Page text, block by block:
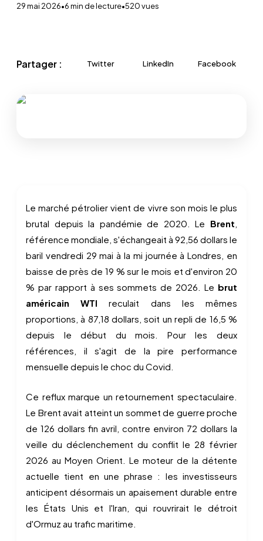
29 mai 2026•6min de lecture•520vues
Partager : Twitter LinkedIn Facebook
Le marché pétrolier vient de vivre son mois le plus
brutal depuis la pandémie de 2020. Le Brent,
référence mondiale, s'échangeait à 92,56 dollars le
baril vendredi 29 mai à la mi journée à Londres, en
baisse de près de 19 % sur le mois et d'environ 20
% par rapport à ses sommets de 2026. Le brut
américain WTI reculait dans les mêmes
proportions, à 87,18 dollars, soit un repli de 16,5 %
depuis le début du mois. Pour les deux
références, il s'agit de la pire performance
mensuelle depuis le choc du Covid.
Ce reflux marque un retournement spectaculaire.
Le Brent avait atteint un sommet de guerre proche
de 126 dollars fin avril, contre environ 72 dollars la
veille du déclenchement du conflit le 28 février
2026 au Moyen Orient. Le moteur de la détente
actuelle tient en une phrase : les investisseurs
anticipent désormais un apaisement durable entre
les États Unis et l'Iran, qui rouvrirait le détroit
d'Ormuz au trafic maritime.